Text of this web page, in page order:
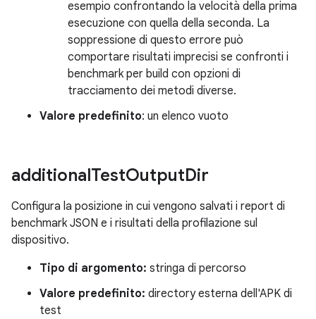
esempio confrontando la velocità della prima
esecuzione con quella della seconda. La
soppressione di questo errore può
comportare risultati imprecisi se confronti i
benchmark per build con opzioni di
tracciamento dei metodi diverse.
Valore predefinito: un elenco vuoto
additionalTestOutputDir
Configura la posizione in cui vengono salvati i report di
benchmark JSON e i risultati della profilazione sul
dispositivo.
Tipo di argomento: stringa di percorso
Valore predefinito: directory esterna dell'APK di
test